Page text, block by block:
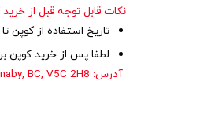
نکات قابل توجه قبل از
تاریخ استفاده از کوپن تا ۳۰ روز پس از خرید می
لطفا پس از خرید کوپن
آدرس: 3939Hastings, Burnaby, BC, V5C 2H8